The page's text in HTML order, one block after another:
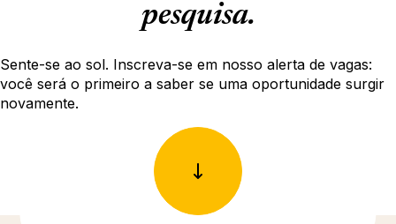
pesquisa.
Sente-se ao sol. Inscreva-se em nosso alerta de vagas:
você será o primeiro a saber se uma oportunidade surgir
novamente.